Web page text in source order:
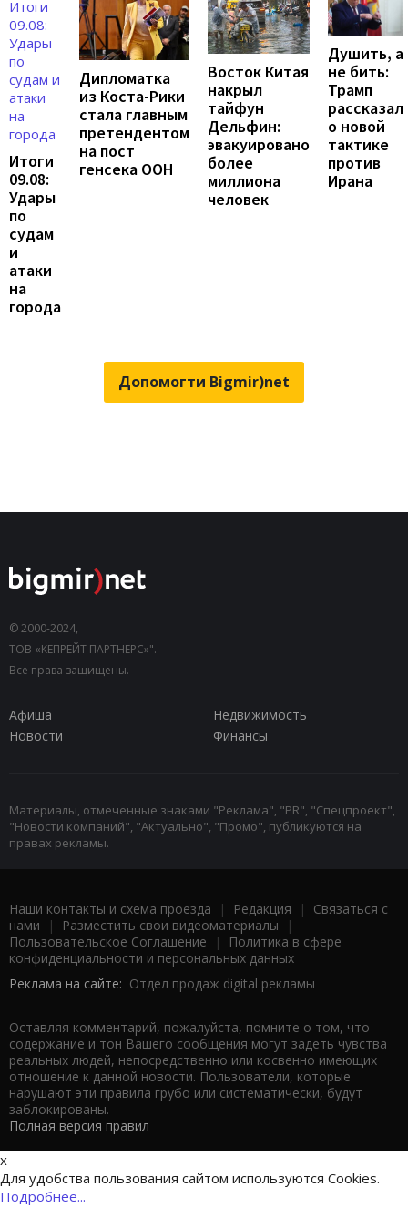
Итоги
09.08:
Удары
по
судам
и
атаки
на
города
Дипломатка
из Коста-Рики
стала главным
претендентом
на пост
генсека ООН
Восток Китая
накрыл
тайфун
Дельфин:
эвакуировано
более
миллиона
человек
Душить, а
не бить:
Трамп
рассказал
о новой
тактике
против
Ирана
Допомогти Bigmir)net
© 2000-2024,
ТОВ «КЕПРЕЙТ ПАРТНЕРС»".
Все права защищены.
Афиша
Недвижимость
Новости
Финансы
Материалы, отмеченные знаками "Реклама", "PR", "Спецпроект",
"Новости компаний", "Актуально", "Промо", публикуются на
правах рекламы.
Наши контакты и схема проезда | Редакция | Связаться с
нами | Разместить свои видеоматериалы |
Пользовательское Соглашение |
Политика в сфере
конфиденциальности и персональных данных
Реклама на сайте: Отдел продаж digital рекламы
Оставляя комментарий, пожалуйста, помните о том, что
содержание и тон Вашего сообщения могут задеть чувства
реальных людей, непосредственно или косвенно имеющих
отношение к данной новости. Пользователи, которые
нарушают эти правила грубо или систематически, будут
заблокированы.
Полная версия правил
x
Для удобства пользования сайтом используются Cookies.
Подробнее...